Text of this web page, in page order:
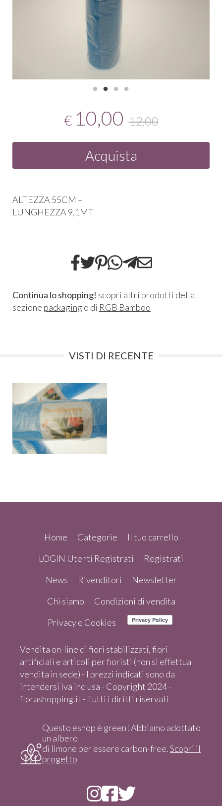
€ 10,00 12,00
Acquista
ALTEZZA 55CM –
LUNGHEZZA 9,1MT
Continua lo shopping! scopri altri prodotti della
sezione packaging o di RGB Bamboo
VISTI DI RECENTE
Home Categorie
Il tuo carrello
LOGIN Utenti Registrati
Registrati
News
Rivenditori
Newsletter
Chi siamo
Condizioni di vendita
Privacy e Cookies
Vendita on-line di fiori stabilizzati, fiori
artificiali e articoli per fioristi (non si effettua
vendita in sede) - I prezzi indicati sono da
intendersi iva inclusa - Copyright 2024 -
florashopping.it - Tutti i diritti riservati
Questo eshop è green! Abbiamo adottato
un albero
di limone per essere carbon-free.Scopri il
progetto